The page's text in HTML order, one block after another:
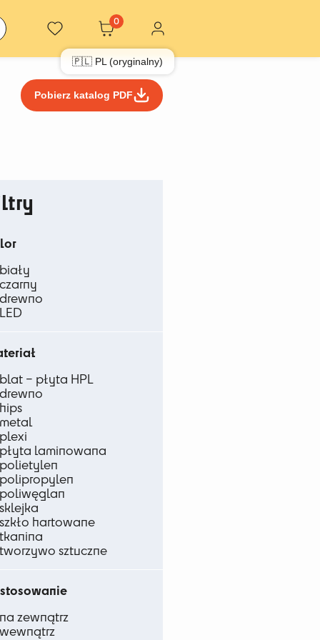
0
🇵🇱 PL (oryginalny)
Pobierz katalog PDF
biały
czarny
drewno
LED
blat – płyta HPL
drewno
hips
metal
plexi
płyta laminowana
polietylen
polipropylen
poliwęglan
sklejka
szkło hartowane
tkanina
tworzywo sztuczne
na zewnątrz
wewnątrz